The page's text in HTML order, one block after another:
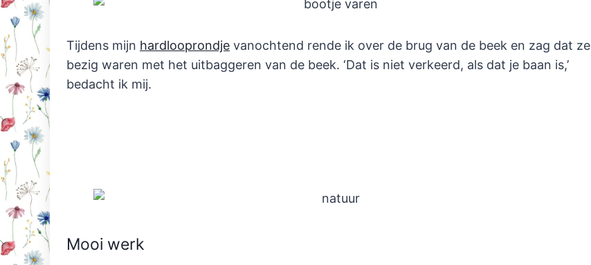
Tijdens mijn hardlooprondje vanochtend rende ik over de brug van de beek en zag dat ze
bezig waren met het uitbaggeren van de beek. ‘Dat is niet verkeerd, als dat je baan is,’
bedacht ik mij.
Mooi werk